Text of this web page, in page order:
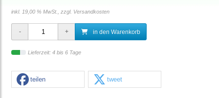
inkl. 19,00 % MwSt., zzgl. Versandkosten
in den Warenkorb
Lieferzeit: 4 bis 6 Tage
teilen tweet